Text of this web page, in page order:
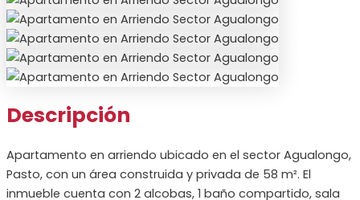
Descripción
Apartamento en arriendo ubicado en el sector Agualongo,
Pasto, con un área construida y privada de 58 m². El
inmueble cuenta con 2 alcobas, 1 baño compartido, sala